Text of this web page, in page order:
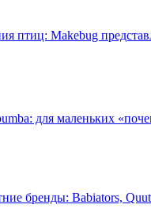
птиц: Makebug
для маленьких
бренды: Babiators,